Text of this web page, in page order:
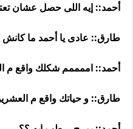
أحمد:: إيه اللى حصل عشان
طارق:: عادى يا أحمد ما
أحمد:: اممممم شكلك واقع م
طارق:: و حياتك واقع م